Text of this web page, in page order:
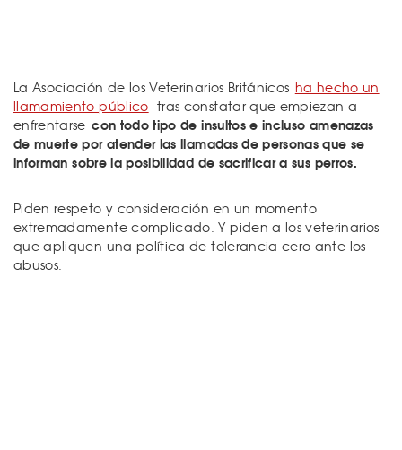
La Asociación de los Veterinarios Británicos ha hecho un
llamamiento público tras constatar que empiezan a
enfrentarse con todo tipo de insultos e incluso amenazas
de muerte por atender las llamadas de personas que se
informan sobre la posibilidad de sacrificar a sus perros.
Piden respeto y consideración en un momento
extremadamente complicado. Y piden a los veterinarios
que apliquen una política de tolerancia cero ante los
abusos.